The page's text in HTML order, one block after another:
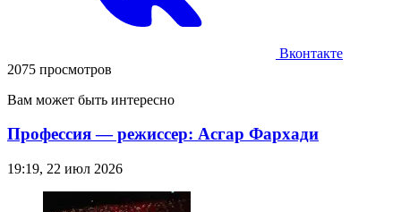
Вконтакте
2075 просмотров
Вам может быть интересно
Профессия — режиссер: Асгар Фархади
19:19, 22 июл 2026